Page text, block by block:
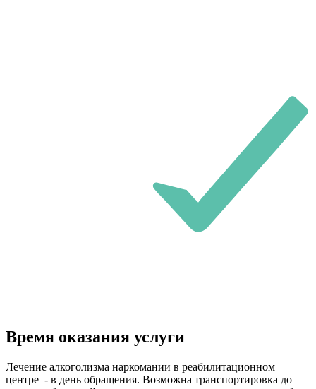
Время оказания услуги
Лечение алкоголизма наркомании в реабилитационном
центре - в день обращения. Возможна транспортировка до